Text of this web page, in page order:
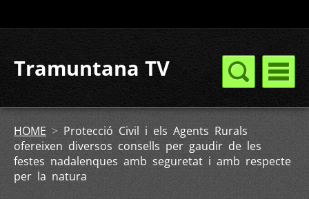
Tramuntana TV
HOME > Protecció Civil i els Agents Rurals
ofereixen diversos consells per gaudir de les
festes nadalenques amb seguretat i amb respecte
per la natura